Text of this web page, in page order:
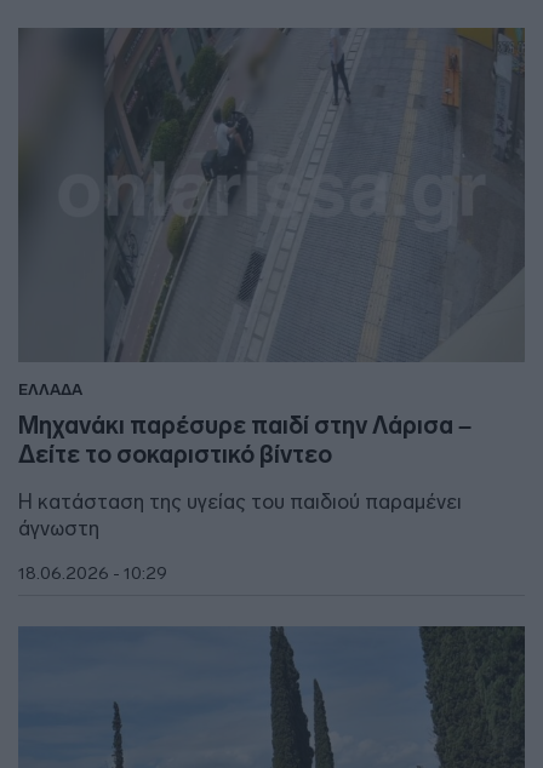
ΕΛΛΑΔΑ
Μηχανάκι παρέσυρε παιδί στην Λάρισα –
Δείτε το σοκαριστικό βίντεο
Η κατάσταση της υγείας του παιδιού παραμένει
άγνωστη
18.06.2026 - 10:29